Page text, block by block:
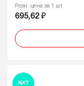
Розн. цена за 1 шт
695,62 ₽
ХИТ